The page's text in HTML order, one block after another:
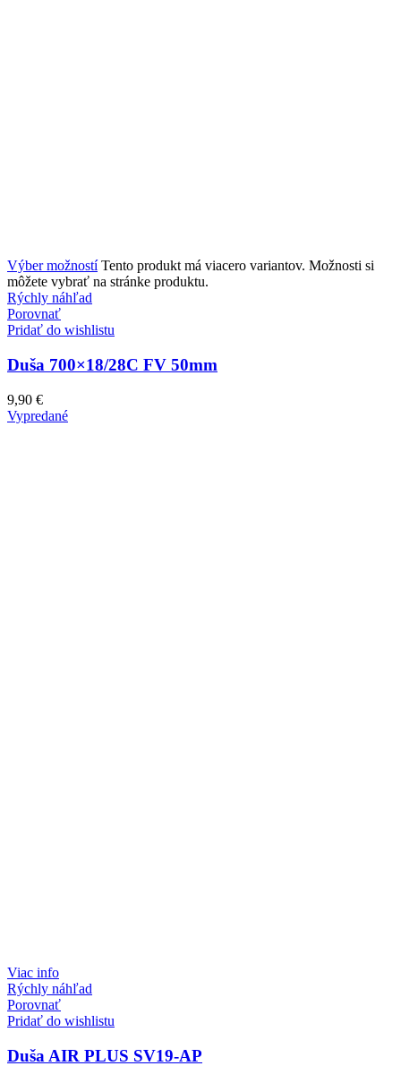
Výber možností Tento produkt má viacero variantov. Možnosti si
môžete vybrať na stránke produktu.
Rýchly náhľad
Porovnať
Pridať do wishlistu
Duša 700×18/28C FV 50mm
9,90 €
Vypredané
Viac info
Rýchly náhľad
Porovnať
Pridať do wishlistu
Duša AIR PLUS SV19-AP